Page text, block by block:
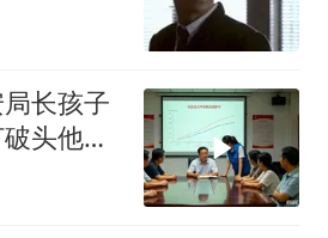
长孩子
头他爹